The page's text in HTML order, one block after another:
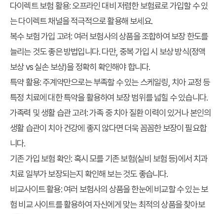
다이렉트 보험 활용:오프라인 대비 저렴한 보험료로 가입할 수 있
는 다이렉트 채널을 적극적으로 활용해 보세요.
복수 보험 가입 고려: 여러 보험사의 상품을 조합하여 보장 한도를
늘리는 것도 좋은 방법입니다. 다만, 중복 가입 시 보상 방식(정액
보상 vs 실손 보상)을 정확히 확인해야 합니다.
특약 활용:주계약만으로는 부족할 수 있는 스케일링, 치아 교정 등
특정 치료에 대한 특약을 활용하여 보장 범위를 넓힐 수 있습니다.
가족력 및 생활 습관 고려:가족 중 치아 질환 이력이 있거나 본인의
생활 습관이 치아 건강에 좋지 않다면 더욱 꼼꼼한 보장이 필요합
니다.
기존 가입 보험 확인: 혹시 모를 기존 보험(실비 보험 등)에서 치과
치료 일부가 보장되는지 확인해 보는 것도 좋습니다.
비교사이트 활용:여러 보험사의 상품을 한눈에 비교할 수 있는 보
험 비교 사이트를 활용하여 자신에게 맞는 최적의 상품을 찾아보